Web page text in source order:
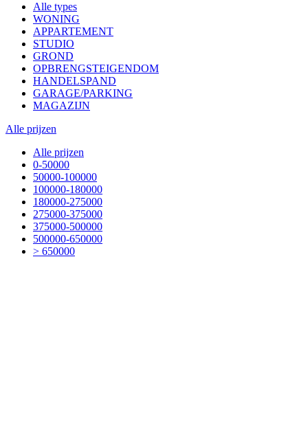
Alle types
WONING
APPARTEMENT
STUDIO
GROND
OPBRENGSTEIGENDOM
HANDELSPAND
GARAGE/PARKING
MAGAZIJN
Alle prijzen
Alle prijzen
0-50000
50000-100000
100000-180000
180000-275000
275000-375000
375000-500000
500000-650000
> 650000